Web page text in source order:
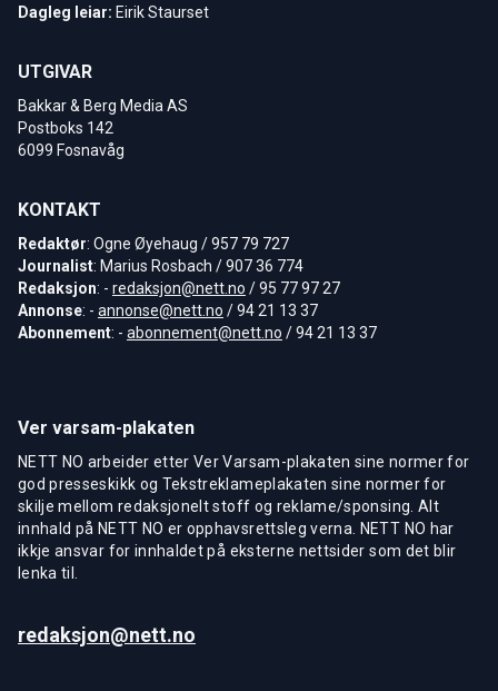
Dagleg leiar: Eirik Staurset
UTGIVAR
Bakkar & Berg Media AS
Postboks 142
6099 Fosnavåg
KONTAKT
Redaktør: Ogne Øyehaug / 957 79 727
Journalist: Marius Rosbach / 907 36 774
Redaksjon: - redaksjon@nett.no / 95 77 97 27
Annonse: - annonse@nett.no / 94 21 13 37
Abonnement: - abonnement@nett.no / 94 21 13 37
Ver varsam-plakaten
NETT NO arbeider etter Ver Varsam-plakaten sine normer for
god presseskikk og Tekstreklameplakaten sine normer for
skilje mellom redaksjonelt stoff og reklame/sponsing. Alt
innhald på NETT NO er opphavsrettsleg verna. NETT NO har
ikkje ansvar for innhaldet på eksterne nettsider som det blir
lenka til.
redaksjon@nett.no